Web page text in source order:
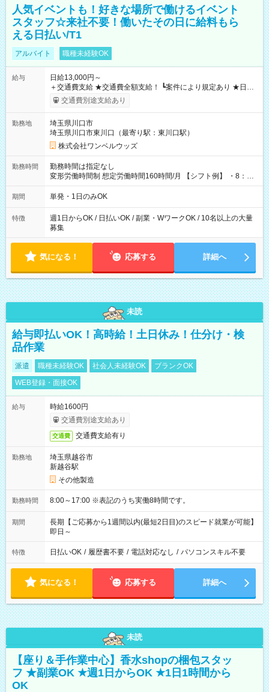
人気イベントも！好きな場所で働けるイベント
スタッフ☆来社不要！働いたその日に給料もら
える日払い/T1
アルバイト 職種未経験OK
給与
日給13,000円～
＋交通費支給 ★交通費全額支給！ ┗案件により規定あり ★日払
いOK！（規定あり） ┗働いたその日に現金GET♪ お仕事後はコ
ンビニATMから 日払い分を引き落とせます！ 【試用期間】試
交通費別途支給あり
勤務地
埼玉県川口市
埼玉県川口市東川口（最寄り駅：東川口駅）
株式会社ワンベルウッズ
勤務時間
勤務時間は指定なし
変形労働時間制 想定労働時間160時間/月 【シフト例】 ・8：00
～21：00
期間 単発・1日のみOK
特徴
週1日からOK / 日払いOK / 副業・WワークOK / 10名以上の大量
募集
気になる！ 応募する 詳細へ
未読
給与即払いOK！高時給！土日休み！仕分け・検
品作業
派遣 職種未経験OK 社会人未経験OK
ブランクOK
WEB登録・面接OK
給与
時給1600円
交通費別途支給あり
交通費 交通費支給有り
勤務地
埼玉県越谷市
新越谷駅
その他製造
勤務時間 8:00～17:00 ※表記のうち実働8時間です。
期間
長期【ご応募から1週間以内(最短2日目)のスピード就業が可能】
即日～
特徴 日払いOK / 履歴書不要 / 電話対応なし / パソコンスキル不要
気になる！ 応募する 詳細へ
未読
【座り＆手作業中心】香水shopの梱包スタッ
フ ★副業OK ★週1日からOK ★1日1時間から
OK